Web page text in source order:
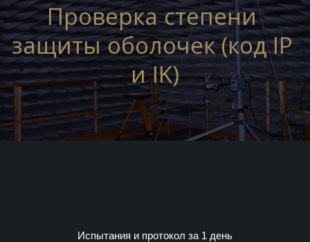
Проверка степени
защиты оболочек (код IP
и IK)
Испытания и протокол за 1 день